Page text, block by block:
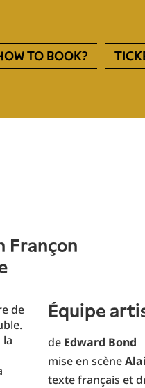
TO BOOK?
Françon
de
la
équipe
de Edward Bond
mise en scène
texte français et